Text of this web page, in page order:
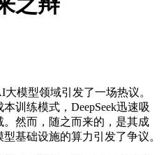
模型领域引发了一场热议。
训练模式，DeepSeek迅速吸
然而，随之而来的，是其成
基础设施的算力引发了争议。